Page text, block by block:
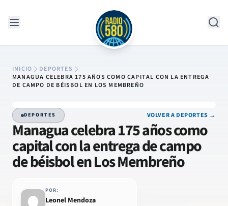
INICIO
DEPORTES
MANAGUA CELEBRA 175 AÑOS COMO CAPITAL CON LA ENTREGA
DE CAMPO DE BÉISBOL EN LOS MEMBREÑO
DEPORTES VOLVER A DEPORTES →
Managua celebra 175 años como
capital con la entrega de campo
de béisbol en Los Membreño
POR:
Leonel Mendoza